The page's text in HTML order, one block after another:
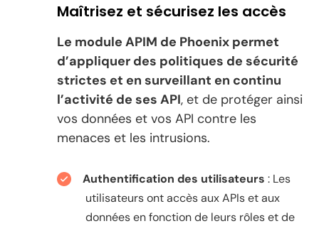
Maîtrisez et sécurisez les accès
Le module APIM de Phoenix permet
d’appliquer des politiques de sécurité
strictes et en surveillant en continu
l’activité de ses API, et de protéger ainsi
vos données et vos API contre les
menaces et les intrusions.
Authentification des utilisateurs : Les
utilisateurs ont accès aux APIs et aux
données en fonction de leurs rôles et de